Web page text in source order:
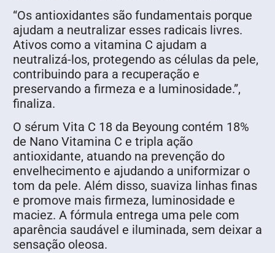
“Os antioxidantes são fundamentais porque
ajudam a neutralizar esses radicais livres.
Ativos como a vitamina C ajudam a
neutralizá-los, protegendo as células da pele,
contribuindo para a recuperação e
preservando a firmeza e a luminosidade.”,
finaliza.
O sérum Vita C 18 da Beyoung contém 18%
de Nano Vitamina C e tripla ação
antioxidante, atuando na prevenção do
envelhecimento e ajudando a uniformizar o
tom da pele. Além disso, suaviza linhas finas
e promove mais firmeza, luminosidade e
maciez. A fórmula entrega uma pele com
aparência saudável e iluminada, sem deixar a
sensação oleosa.